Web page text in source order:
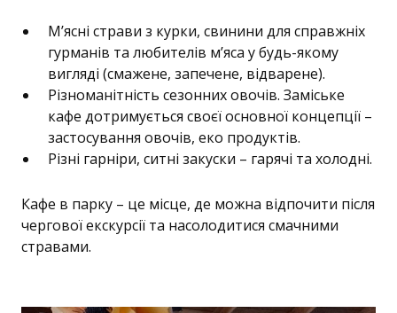
М’ясні страви з курки, свинини для справжніх
гурманів та любителів м’яса у будь-якому
вигляді (смажене, запечене, відварене).
Різноманітність сезонних овочів. Заміське
кафе дотримується своєї основної концепції –
застосування овочів, еко продуктів.
Різні гарніри, ситні закуски – гарячі та холодні.
Кафе в парку – це місце, де можна відпочити після
чергової екскурсії та насолодитися смачними
стравами.